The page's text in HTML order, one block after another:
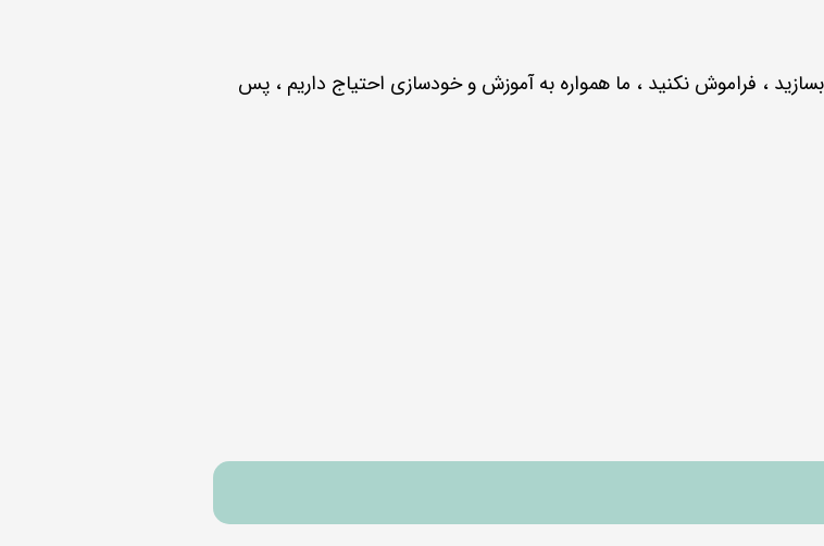
، فراموش نکنید ، ما همواره به آموزش و خودسازی احتیاج داریم ، پس